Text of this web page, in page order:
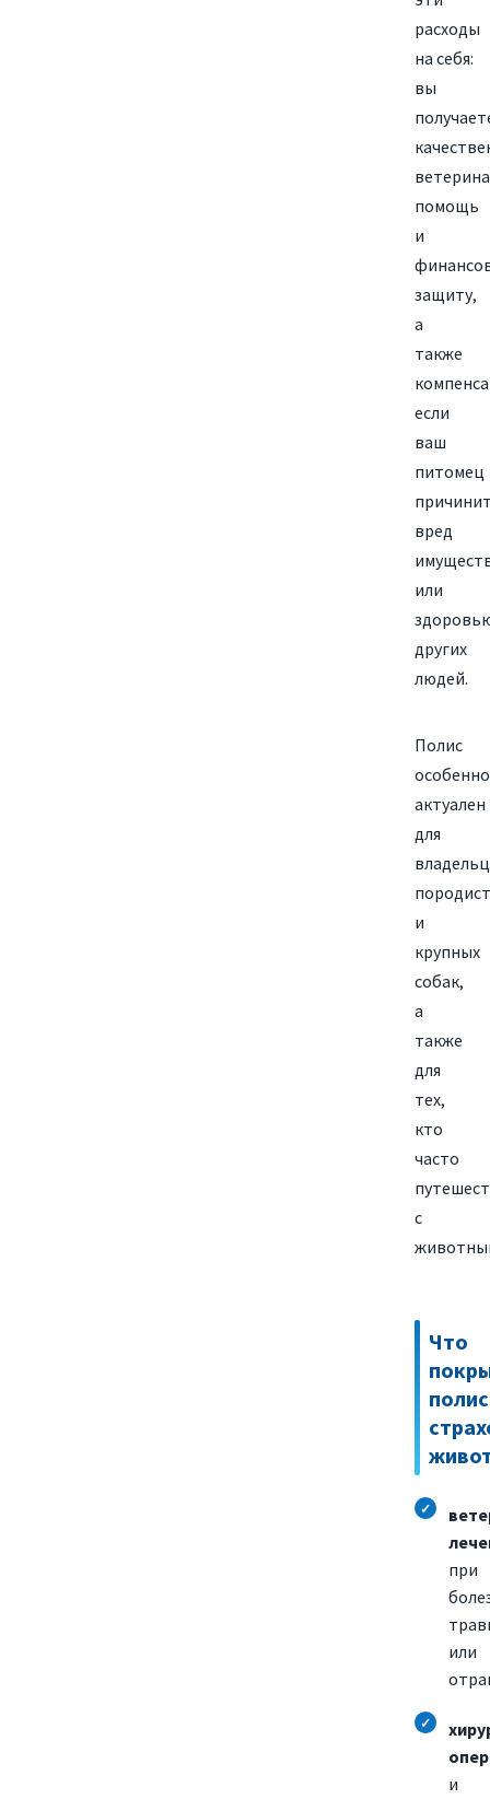
расходы
на себя:
вы
помощь
и
защиту,
а
также
если
ваш
питомец
вред
или
других
людей.
Полис
особенно
актуален
для
и
крупных
собак,
а
также
для
тех,
кто
часто
с
Что
полис
при
или
и